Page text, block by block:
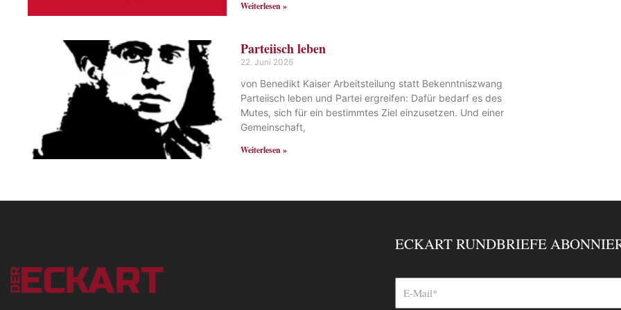
Weiterlesen »
Parteiisch leben
22. Juni 2026
von Benedikt Kaiser Arbeitsteilung statt Bekenntniszwang
Parteiisch leben und Partei ergreifen: Dafür bedarf es des
Mutes, sich für ein bestimmtes Ziel einzusetzen. Und einer
Gemeinschaft,
Weiterlesen »
ECKART RUNDBRIEFE